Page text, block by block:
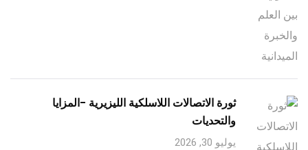
ثورة الاتصالات اللاسلكية الليزيرية -المزايا
والتحديات
يوليو 30, 2026